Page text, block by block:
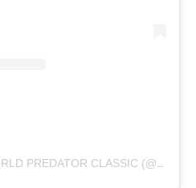
PŘÍSPĚVEK SDÍLENÝ WORLD PREDATOR CLASSIC (@WORLDPREDATORCLASSIC)